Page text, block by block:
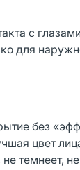
с
для
без
цвет
темнеет,